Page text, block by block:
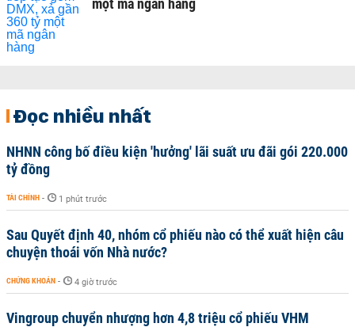
một mã ngân hàng
Đọc nhiều nhất
NHNN công bố điều kiện 'hưởng' lãi suất ưu đãi gói 220.000
tỷ đồng
TÀI CHÍNH - 1 phút trước
Sau Quyết định 40, nhóm cổ phiếu nào có thể xuất hiện câu
chuyện thoái vốn Nhà nước?
CHỨNG KHOÁN - 4 giờ trước
Vingroup chuyển nhượng hơn 4,8 triệu cổ phiếu VHM